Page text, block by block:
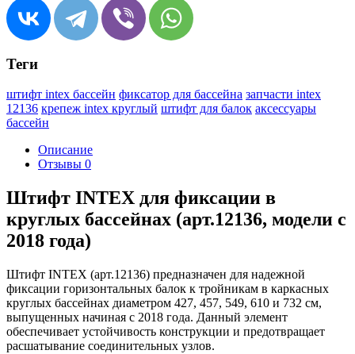
Теги
штифт intex бассейн фиксатор для бассейна запчасти intex
12136 крепеж intex круглый штифт для балок аксессуары
бассейн
Описание
Отзывы 0
Штифт INTEX для фиксации в
круглых бассейнах (арт.12136, модели с
2018 года)
Штифт INTEX (арт.12136) предназначен для надежной
фиксации горизонтальных балок к тройникам в каркасных
круглых бассейнах диаметром 427, 457, 549, 610 и 732 см,
выпущенных начиная с 2018 года. Данный элемент
обеспечивает устойчивость конструкции и предотвращает
расшатывание соединительных узлов.